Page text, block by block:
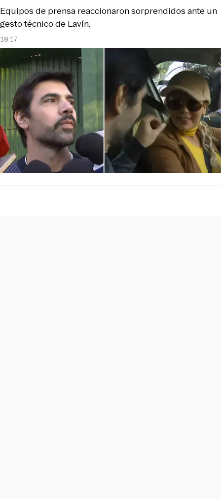
18:17
Equipos de prensa reaccionaron sorprendidos ante un
gesto técnico de Lavín.